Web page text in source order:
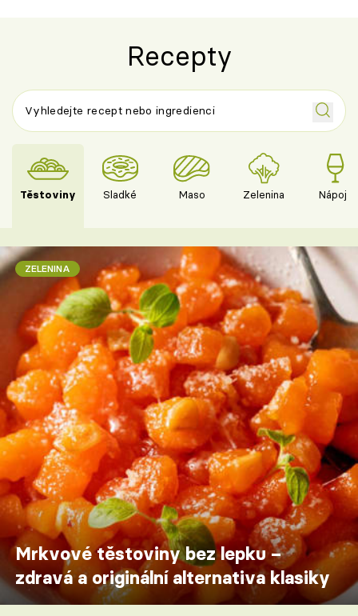
Recepty
Těstoviny Sladké Maso Zelenina Nápoje
ZELENINA
Mrkvové těstoviny bez lepku –
zdravá a originální alternativa klasiky